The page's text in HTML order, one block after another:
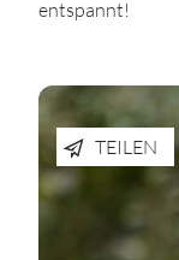
entspannt!
TEILEN